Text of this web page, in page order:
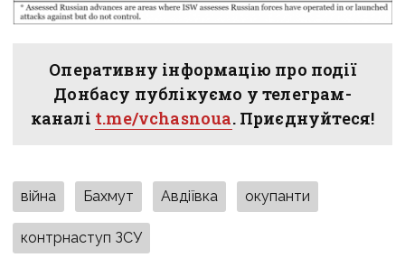
Оперативну інформацію про події
Донбасу публікуємо у телеграм-
каналі t.me/vchasnoua. Приєднуйтеся!
війна Бахмут Авдіївка окупанти
контрнаступ ЗСУ